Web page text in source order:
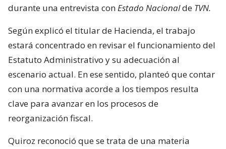
durante una entrevista conEstado Nacionalde TVN.
Según explicó el titular de Hacienda, el trabajo
estará concentrado en revisar el funcionamiento del
Estatuto Administrativo y su adecuación al
escenario actual. En ese sentido, planteó que contar
con una normativa acorde a los tiempos resulta
clave para avanzar en los procesos de
reorganización fiscal.
Quiroz reconoció que se trata de una materia